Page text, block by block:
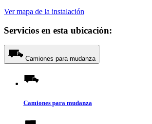
Ver mapa de la instalación
Servicios en esta ubicación:
Camiones para mudanza
Camiones para mudanza